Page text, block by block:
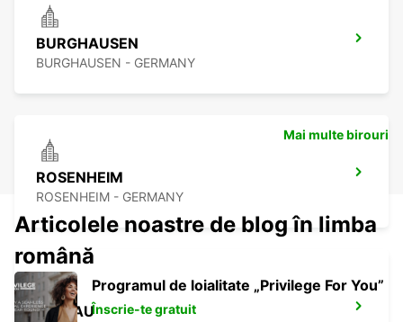
BURGHAUSEN
BURGHAUSEN - GERMANY
ROSENHEIM
ROSENHEIM - GERMANY
PASSAU
Mai multe birouri
Articolele noastre de blog în limba
română
Programul de loialitate „Privilege For You”
Înscrie-te gratuit